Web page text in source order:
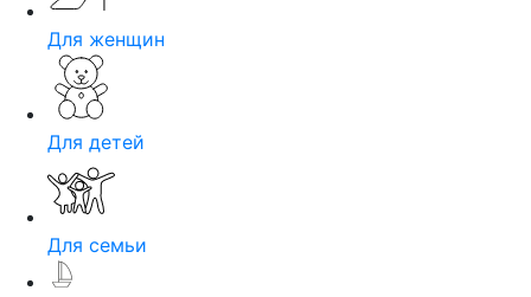
Для женщин
Для детей
Для семьи